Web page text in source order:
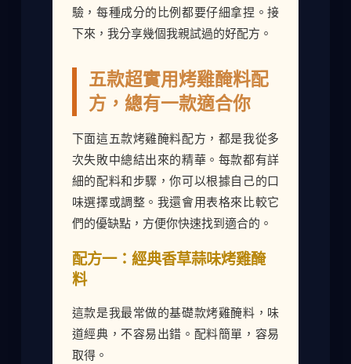
驗，每種成分的比例都要仔細拿捏。接
下來，我分享幾個我親試過的好配方。
五款超實用烤雞醃料配
方，總有一款適合你
下面這五款烤雞醃料配方，都是我從多
次失敗中總結出來的精華。每款都有詳
細的配料和步驟，你可以根據自己的口
味選擇或調整。我還會用表格來比較它
們的優缺點，方便你快速找到適合的。
配方一：經典香草蒜味烤雞醃
料
這款是我最常做的基礎款烤雞醃料，味
道經典，不容易出錯。配料簡單，容易
取得。